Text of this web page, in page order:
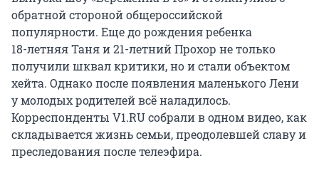
обратной стороной общероссийской
популярности. Еще до рождения ребенка
18-летняяТаня и21-летнийПрохор не только
получили шквал критики, но и стали объектом
хейта. Однако после появления маленького Лени
у молодых родителей всё наладилось.
Корреспонденты V1.RU собрали в одном видео, как
складывается жизнь семьи, преодолевшей славу и
преследования после телеэфира.